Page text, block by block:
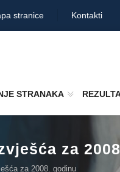
stranice Kontakti
STRANAKA
za
za 2008. godinu